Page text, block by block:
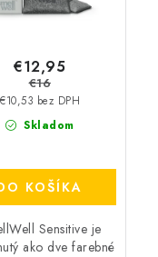
Skladom
€10,53 bez DPH
€12,95
€16
KOŠÍKA
Sensitive je
ako dve farebné